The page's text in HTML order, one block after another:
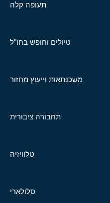
תעופה קלה
טיולים וחופש בחו"ל
משכנתאות וייעוץ מחזור
תחבורה ציבורית
טלוויזיה
סלולארי